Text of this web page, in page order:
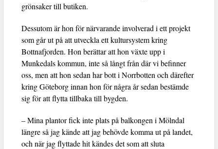
grönsaker till butiken.
Dessutom är hon för närvarande involverad i ett projekt
som går ut på att utveckla ett kultursystem kring
Bottnafjorden. Hon berättar att hon växte upp i
Munkedals kommun, inte så långt från där vi befinner
oss, men att hon sedan har bott i Norrbotten och därefter
kring Göteborg innan hon för några år sedan bestämde
sig för att flytta tillbaka till bygden.
– Mina plantor fick inte plats på balkongen i Mölndal
längre så jag kände att jag behövde komma ut på landet,
och när jag flyttade hit kändes det som att sluta